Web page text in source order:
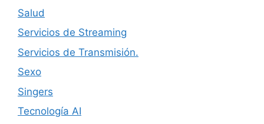
Salud
Servicios de Streaming
Servicios de Transmisión.
Sexo
Singers
Tecnología AI